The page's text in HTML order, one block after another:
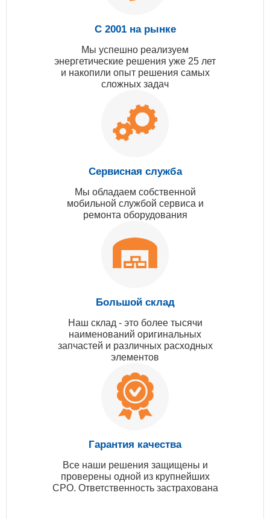
С 2001 на рынке
Мы успешно реализуем
энергетические решения уже 25 лет
и накопили опыт решения самых
сложных задач
Сервисная служба
Мы обладаем собственной
мобильной службой сервиса и
ремонта оборудования
Большой склад
Наш склад - это более тысячи
наименований оригинальных
запчастей и различных расходных
элементов
Гарантия качества
Все наши решения защищены и
проверены одной из крупнейших
СРО. Ответственность застрахована